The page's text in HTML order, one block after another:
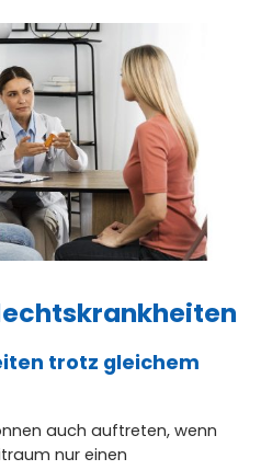
trotz gleichem
auch auftreten, wenn
nur einen